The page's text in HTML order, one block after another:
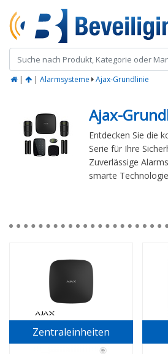
| | Alarmsysteme Ajax-Grundlinie
Ajax-
Entdecken Sie die
Serie für Ihre
Zuverlässige
smarte
Zentraleinheiten